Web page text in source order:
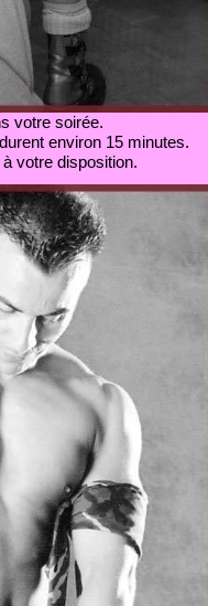
votre soirée.
environ 15 minutes.
votre disposition.